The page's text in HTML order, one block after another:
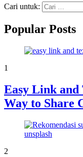
Cari untuk:
Popular Posts
1
Easy Link and
Way to Share
2